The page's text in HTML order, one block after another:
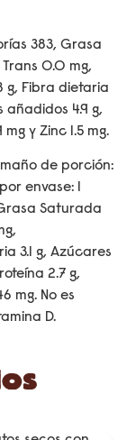
383, Grasa
Trans 0.0 mg,
g, Fibra dietaria
añadidos 4.9 g,
y Zinc 1.5 mg.
de porción:
envase: 1
Saturada
3.1 g, Azúcares
2.7 g,
mg. No es
D.